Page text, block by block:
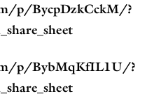
p/BycpDzkCckM/?
p/BybMqKfIL1U/?